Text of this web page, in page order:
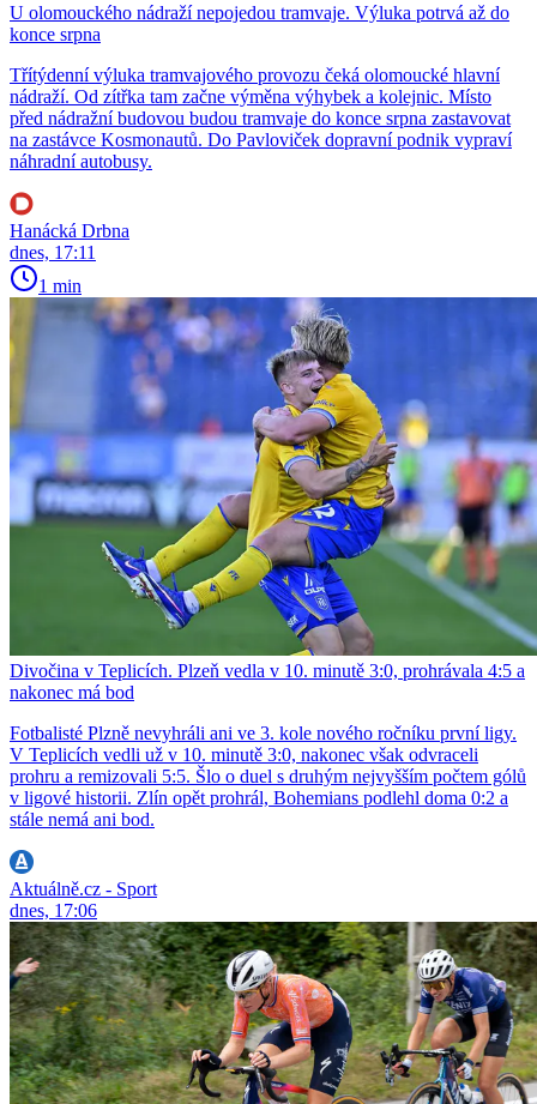
U olomouckého nádraží nepojedou tramvaje. Výluka potrvá až do
konce srpna
Třítýdenní výluka tramvajového provozu čeká olomoucké hlavní
nádraží. Od zítřka tam začne výměna výhybek a kolejnic. Místo
před nádražní budovou budou tramvaje do konce srpna zastavovat
na zastávce Kosmonautů. Do Pavloviček dopravní podnik vypraví
náhradní autobusy.
Hanácká Drbna
dnes, 17:11
1 min
Divočina v Teplicích. Plzeň vedla v 10. minutě 3:0, prohrávala 4:5 a
nakonec má bod
Fotbalisté Plzně nevyhráli ani ve 3. kole nového ročníku první ligy.
V Teplicích vedli už v 10. minutě 3:0, nakonec však odvraceli
prohru a remizovali 5:5. Šlo o duel s druhým nejvyšším počtem gólů
v ligové historii. Zlín opět prohrál, Bohemians podlehl doma 0:2 a
stále nemá ani bod.
Aktuálně.cz - Sport
dnes, 17:06